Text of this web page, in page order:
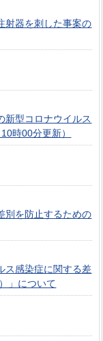
射器を刺した事案の
新型コロナウイルス
時00分更新）
別を防止するための
ス感染症に関する差
」について